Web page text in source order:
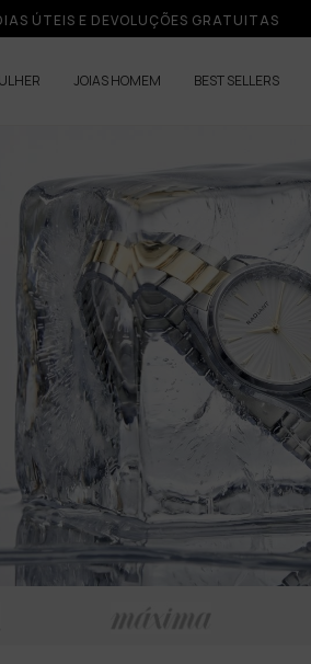
ÚTEIS E DEVOLUÇÕES GRATUITAS
JOIAS HOMEM BEST SELLERS